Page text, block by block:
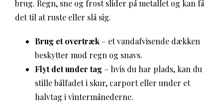
brug. Regn, sne og frost slider på metallet og kan få
det til at ruste eller slå sig.
Brug et overtræk – et vandafvisende dækken
beskytter mod regn og snavs.
Flyt det under tag – hvis du har plads, kan du
stille bålfadet i skur, carport eller under et
halvtag i vintermånederne.